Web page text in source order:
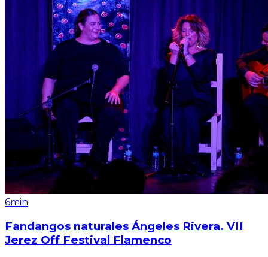
6min
Fandangos naturales Ángeles Rivera. VII
Jerez Off Festival Flamenco